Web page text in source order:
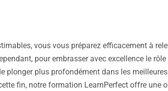
vous vous préparez efficacement à
pour embrasser avec excellence le
plonger plus profondément dans les
fin, notre formation LearnPerfect offre une